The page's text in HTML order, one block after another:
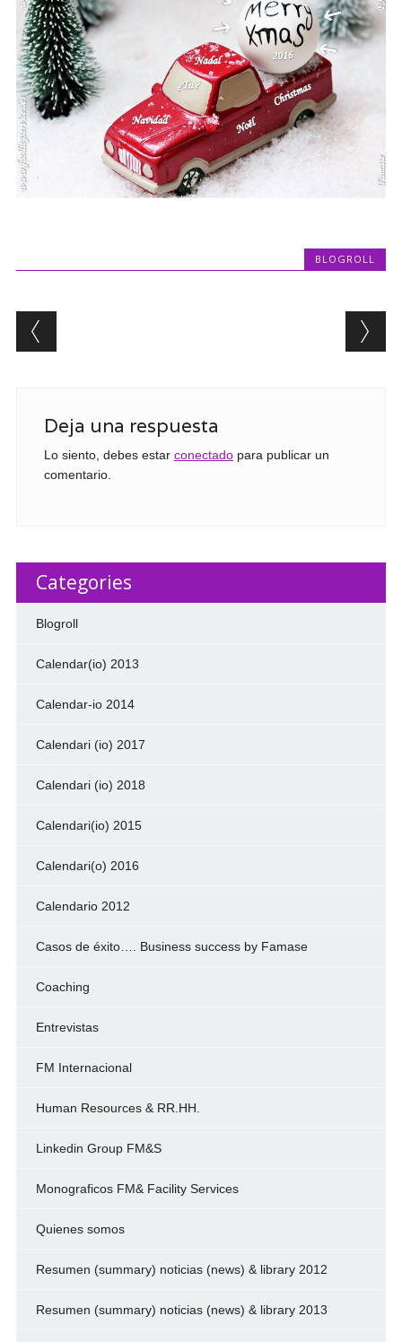
BLOGROLL
Post navigation
Deja una respuesta
Lo siento, debes estar conectadopara publicar un
comentario.
Categories
Blogroll
Calendar(io) 2013
Calendar-io 2014
Calendari (io) 2017
Calendari (io) 2018
Calendari(io) 2015
Calendari(o) 2016
Calendario 2012
Casos de éxito…. Business success by Famase
Coaching
Entrevistas
FM Internacional
Human Resources & RR.HH.
Linkedin Group FM&S
Monograficos FM& Facility Services
Quienes somos
Resumen (summary) noticias (news) & library 2012
Resumen (summary) noticias (news) & library 2013